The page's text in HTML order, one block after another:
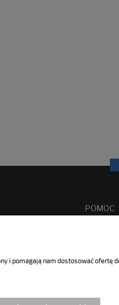
POMOC
i pomagają nam dostosować